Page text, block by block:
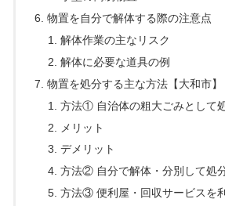
物置を自分で解体する際の注意点
解体作業の主なリスク
解体に必要な道具の例
物置を処分する主な方法【大和市】
方法① 自治体の粗大ごみとして
メリット
デメリット
方法② 自分で解体・分別して処
方法③ 便利屋・回収サービスを